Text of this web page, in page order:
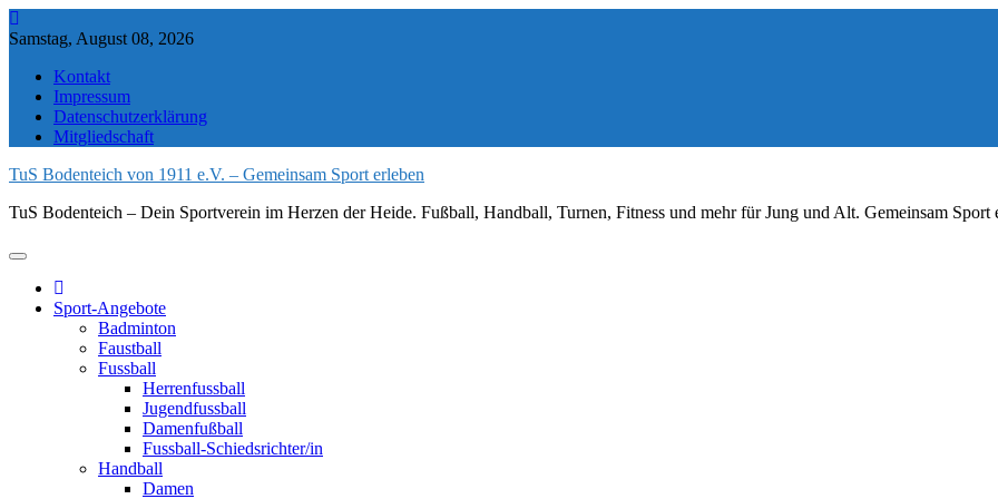
Skip
to
Samstag, August 08, 2026
Kontakt
Impressum
Datenschutzerklärung
Mitgliedschaft
TuS Bodenteich von 1911 e.V. – Gemeinsam Sport erleben
TuS Bodenteich – Dein Sportverein im Herzen der Heide. Fußball, Handball, Turnen, Fitness und mehr für Jung und Alt. Gemeinsam Sport
Sport-Angebote
Badminton
Faustball
Fussball
Herrenfussball
Jugendfussball
Damenfußball
Fussball-Schiedsrichter/in
Handball
Damen